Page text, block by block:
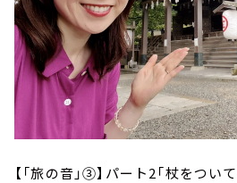
【「旅の音」③】パート2「杖をつい